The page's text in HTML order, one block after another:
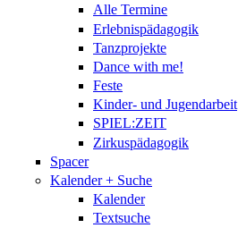
Alle Termine
Erlebnispädagogik
Tanzprojekte
Dance with me!
Feste
Kinder- und Jugendarbeit
SPIEL:ZEIT
Zirkuspädagogik
Spacer
Kalender + Suche
Kalender
Textsuche